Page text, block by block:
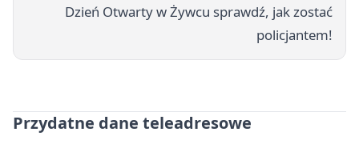
Dzień Otwarty w Żywcu sprawdź, jak zostać
policjantem!
Przydatne dane teleadresowe